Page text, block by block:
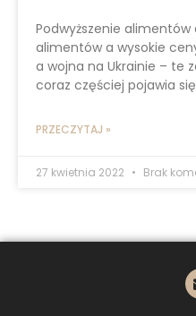
Podwyższenie
alimentów a wysokie
a wojna na Ukrainie – te
coraz częściej pojawia
PRZECZYTAJ »
27 kwietnia 2022 Brak